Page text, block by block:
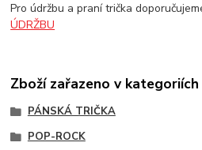
Pro údržbu a praní trička
ÚDRŽBU
Zboží zařazeno v kategoriích
PÁNSKÁ TRIČKA
POP-ROCK